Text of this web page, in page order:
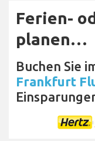
Ferien-
planen…
Buchen Sie
Frankfurt